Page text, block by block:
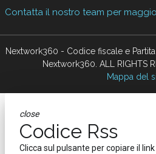
Contatta il nostro team per
Nextwork360 - Codice fiscale e
Nextwork360. ALL RIGHTS
Mappa del
close
Codice Rss
Clicca sul pulsante per copiare il link